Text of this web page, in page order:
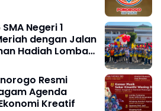
Negeri 1
dengan Jalan
Hadiah Lomba
Hari
Resmi
Agenda
Kreatif